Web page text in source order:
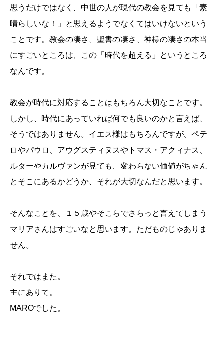
思うだけではなく、中世の人が現代の教会を見ても「素
晴らしいな！」と思えるようでなくてはいけないという
ことです。教会の凄さ、聖書の凄さ、神様の凄さの本当
にすごいところは、この「時代を超える」というところ
なんです。
教会が時代に対応することはもちろん大切なことです。
しかし、時代にあっていれば何でも良いのかと言えば、
そうではありません。イエス様はもちろんですが、ペテ
ロやパウロ、アウグスティヌスやトマス・アクィナス、
ルターやカルヴァンが見ても、変わらない価値がちゃん
とそこにあるかどうか、それが大切なんだと思います。
そんなことを、１５歳やそこらでさらっと言えてしまう
マリアさんはすごいなと思います。ただものじゃありま
せん。
それではまた。
主にありて。
MAROでした。